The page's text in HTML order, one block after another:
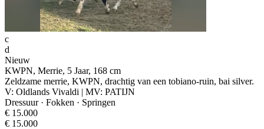
c
d
Nieuw
KWPN, Merrie, 5 Jaar, 168 cm
Zeldzame merrie, KWPN, drachtig van een tobiano-ruin, bai silver.
V: Oldlands Vivaldi | MV: PATIJN
Dressuur · Fokken · Springen
€ 15.000
€ 15.000